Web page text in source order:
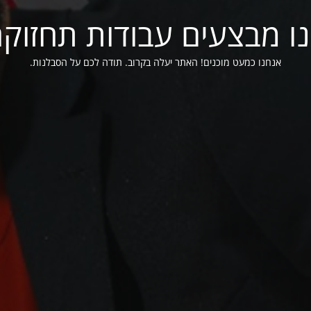
מבצעים עבודות
אנחנו כמעט מוכנים! האתר יעלה בקרוב. תודה לכם על הסבלנות.